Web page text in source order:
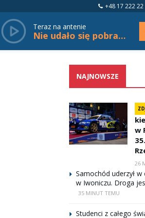
+48 17 222 22
Teraz na antenie
Nie udało się pobrać tytułu.
NAJNOWSZE
w
26
Samochód uderzył
w Iwoniczu. Droga
35 MINUT TEMU
Studenci z całego